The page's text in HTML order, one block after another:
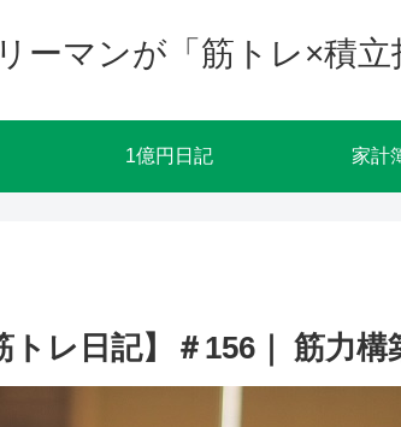
ーマンが「筋トレ×積
1億円日記 家計
トレ日記】＃156｜ 筋力構